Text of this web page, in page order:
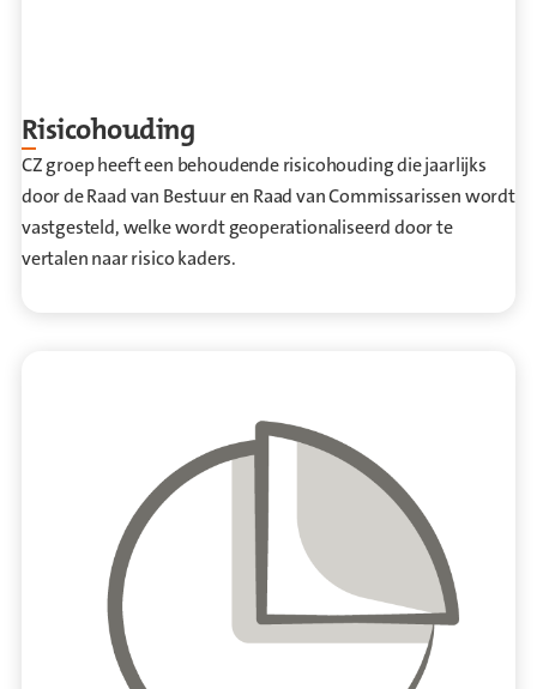
Risico­houding
CZ groep heeft een behoudende risicohouding die jaarlijks
door de Raad van Bestuur en Raad van Commissarissen wordt
vastgesteld, welke wordt geoperationaliseerd door te
vertalen naar risico kaders.